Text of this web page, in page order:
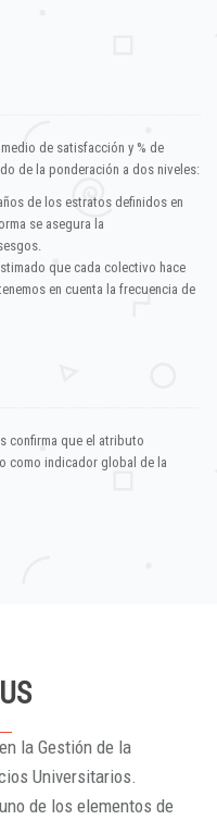
de satisfacción y % de
de la ponderación a dos niveles:
de los estratos definidos en
se asegura la
que cada colectivo hace
en cuenta la frecuencia de
confirma que el atributo
como indicador global de la
la Gestión de la
Universitarios.
de los elementos de